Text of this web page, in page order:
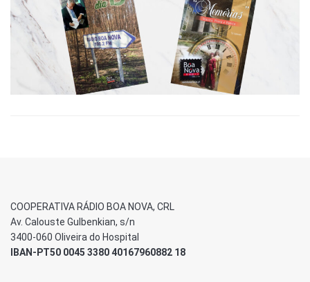
COOPERATIVA RÁDIO BOA NOVA, CRL
Av. Calouste Gulbenkian, s/n
3400-060 Oliveira do Hospital
IBAN-PT50 0045 3380 40167960882 18